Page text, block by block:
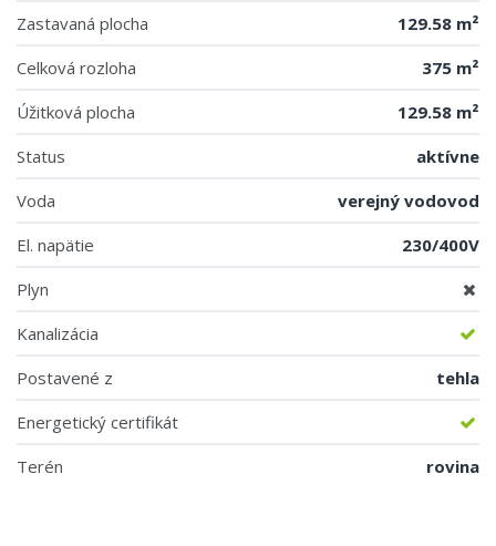
Zastavaná plocha
129.58 m²
Celková rozloha
375 m²
Úžitková plocha
129.58 m²
Status
aktívne
Voda
verejný vodovod
El. napätie
230/400V
Plyn
Kanalizácia
Postavené z
tehla
Energetický certifikát
Terén
rovina